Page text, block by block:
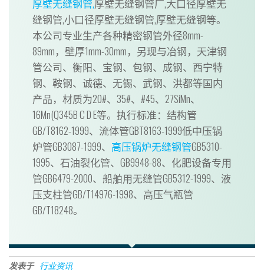
厚壁无缝钢管,厚壁无缝钢管厂,大口径厚壁无
缝钢管,小口径厚壁无缝钢管,厚壁无缝钢等。
本公司专业生产各种精密钢管外径8mm-
89mm，壁厚1mm-30mm，另现与冶钢，天津钢
管公司、衡阳、宝钢、包钢、成钢、西宁特
钢、鞍钢、诚德、无锡、武钢、洪都等国内
产品，材质为20#、35#、#45、27SiMn、
16Mn(Q345B C D E等。执行标准：结构管
GB/T8162-1999、流体管GBT8163-1999低中压锅
炉管GB3087-1999、 高压锅炉无缝钢管GB5310-
1995、石油裂化管、GB9948-88、化肥设备专用
管GB6479-2000、船舶用无缝管GB5312-1999、液
压支柱管GB/T14976-1998、高压气瓶管
GB/T18248。
发表于 行业资讯